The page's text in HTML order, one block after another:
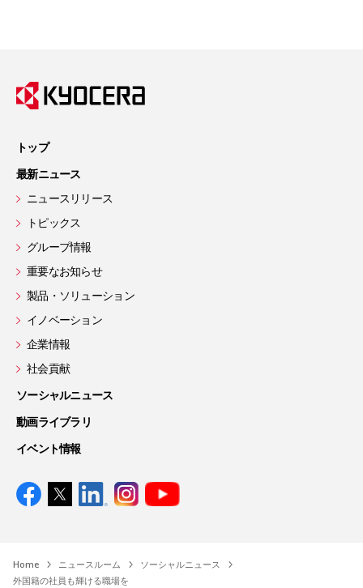
トップ
最新ニュース
ニュースリリース
トピックス
グループ情報
重要なお知らせ
製品・ソリューション
イノベーション
企業情報
社会貢献
ソーシャルニュース
動画ライブラリ
イベント情報
Home ニュースルーム
ソーシャルニュース
外国籍の社員も輝ける職場を